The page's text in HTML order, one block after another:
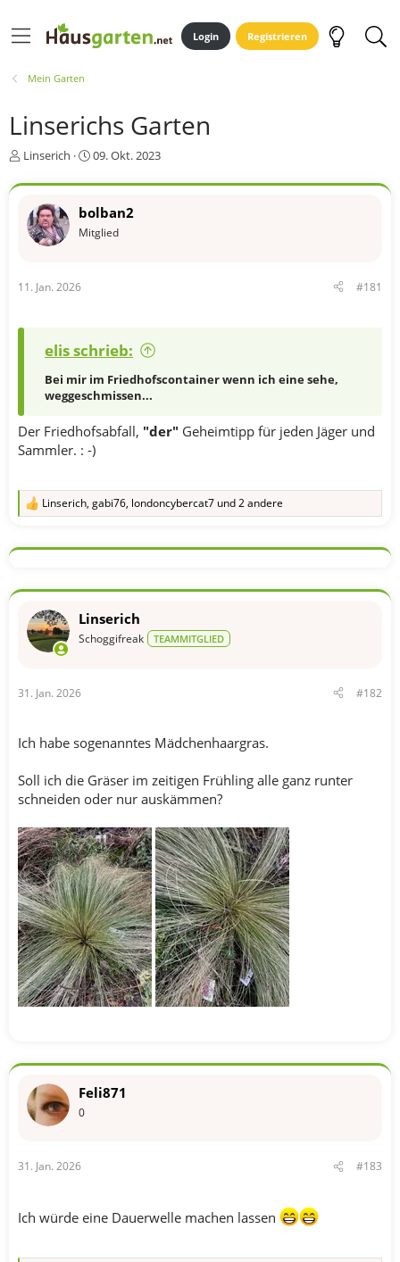
Login Registrieren
Mein Garten
Linserichs Garten
E
s
e
r
Linserich
E
s
e
l
09. Okt. 2023
bolban2
Mitglied
11. Jan. 2026 #181
elis schrieb:
Bei mir im Friedhofscontainer wenn ich eine sehe,
weggeschmissen...
Der Friedhofsabfall, "der" Geheimtipp für jeden Jäger und
Sammler. : -)
R
k
o
e
n
Linserich, gabi76, londoncybercat7 und 2 andere
Linserich
Schoggifreak TEAMMITGLIED
31. Jan. 2026 #182
Ich habe sogenanntes Mädchenhaargras.
Soll ich die Gräser im zeitigen Frühling alle ganz runter
schneiden oder nur auskämmen?
Feli871
0
31. Jan. 2026 #183
Ich würde eine Dauerwelle machen lassen